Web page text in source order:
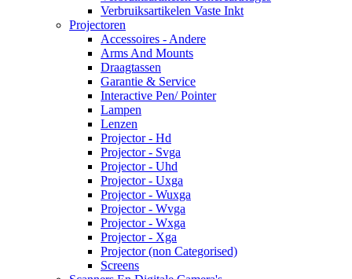
Verbruiksartikelen Vaste Inkt
Projectoren
Accessoires - Andere
Arms And Mounts
Draagtassen
Garantie & Service
Interactive Pen/ Pointer
Lampen
Lenzen
Projector - Hd
Projector - Svga
Projector - Uhd
Projector - Uxga
Projector - Wuxga
Projector - Wvga
Projector - Wxga
Projector - Xga
Projector (non Categorised)
Screens